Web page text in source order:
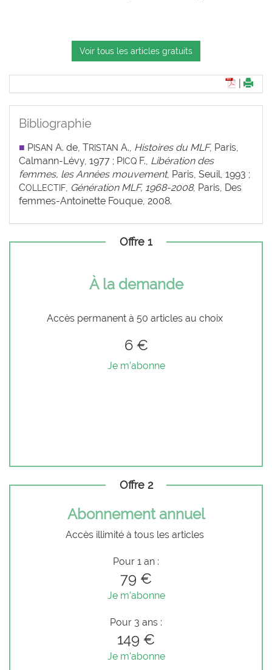
Voir tous les articles gratuits
Bibliographie
■ PISAN A. de, TRISTAN A., Histoires du MLF, Paris,
Calmann-Lévy, 1977 ; PICQ F., Libération des
femmes, les Années mouvement, Paris, Seuil, 1993 ;
COLLECTIF, Génération MLF, 1968-2008, Paris, Des
femmes-Antoinette Fouque, 2008.
Offre 1
À la demande
Accès permanent à 50 articles au choix
6 €
Je m'abonne
Offre 2
Abonnement annuel
Accès illimité à tous les articles
Pour 1 an :
79 €
Je m'abonne
Pour 3 ans :
149 €
Je m'abonne